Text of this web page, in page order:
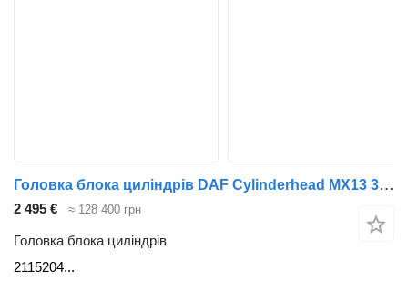
Головка блока циліндрів DAF Cylinderhead MX13 355 H2 2115204 до вантажівки DAF
2 495 € ≈ 128 400 грн
Головка блока циліндрів
2115204...